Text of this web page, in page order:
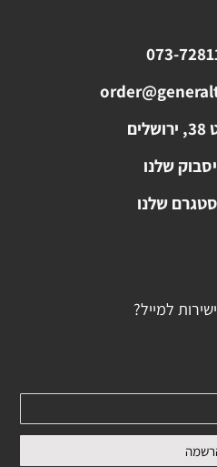
073-
שלנו
שלנו
למייל?